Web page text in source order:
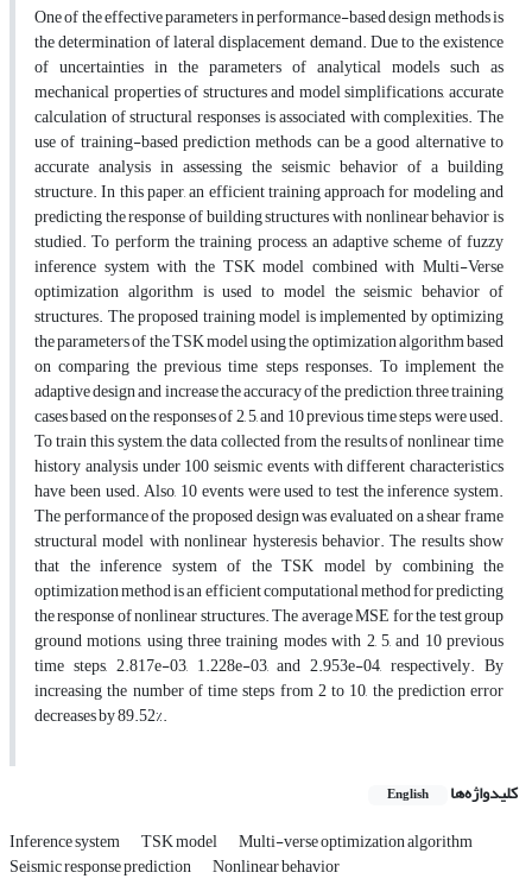
One of the effective parameters in performance-based design methods is
the determination of lateral displacement demand. Due to the existence
of uncertainties in the parameters of analytical models such as
mechanical properties of structures and model simplifications, accurate
calculation of structural responses is associated with complexities. The
use of training-based prediction methods can be a good alternative to
accurate analysis in assessing the seismic behavior of a building
structure. In this paper, an efficient training approach for modeling and
predicting the response of building structures with nonlinear behavior is
studied. To perform the training process, an adaptive scheme of fuzzy
inference system with the TSK model combined with Multi-Verse
optimization algorithm is used to model the seismic behavior of
structures. The proposed training model is implemented by optimizing
the parameters of the TSK model using the optimization algorithm based
on comparing the previous time steps responses. To implement the
adaptive design and increase the accuracy of the prediction, three training
cases based on the responses of 2, 5, and 10 previous time steps were used.
To train this system, the data collected from the results of nonlinear time
history analysis under 100 seismic events with different characteristics
have been used. Also, 10 events were used to test the inference system.
The performance of the proposed design was evaluated on a shear frame
structural model with nonlinear hysteresis behavior. The results show
that the inference system of the TSK model by combining the
optimization method is an efficient computational method for predicting
the response of nonlinear structures. The average MSE for the test group
ground motions, using three training modes with 2, 5, and 10 previous
time steps, 2.817e-03, 1.228e-03, and 2.953e-04, respectively. By
increasing the number of time steps from 2 to 10, the prediction error
decreases by 89.52%.
کلیدواژه‌ها English
Inference system TSK model Multi-verse optimization algorithm
Seismic response prediction Nonlinear behavior